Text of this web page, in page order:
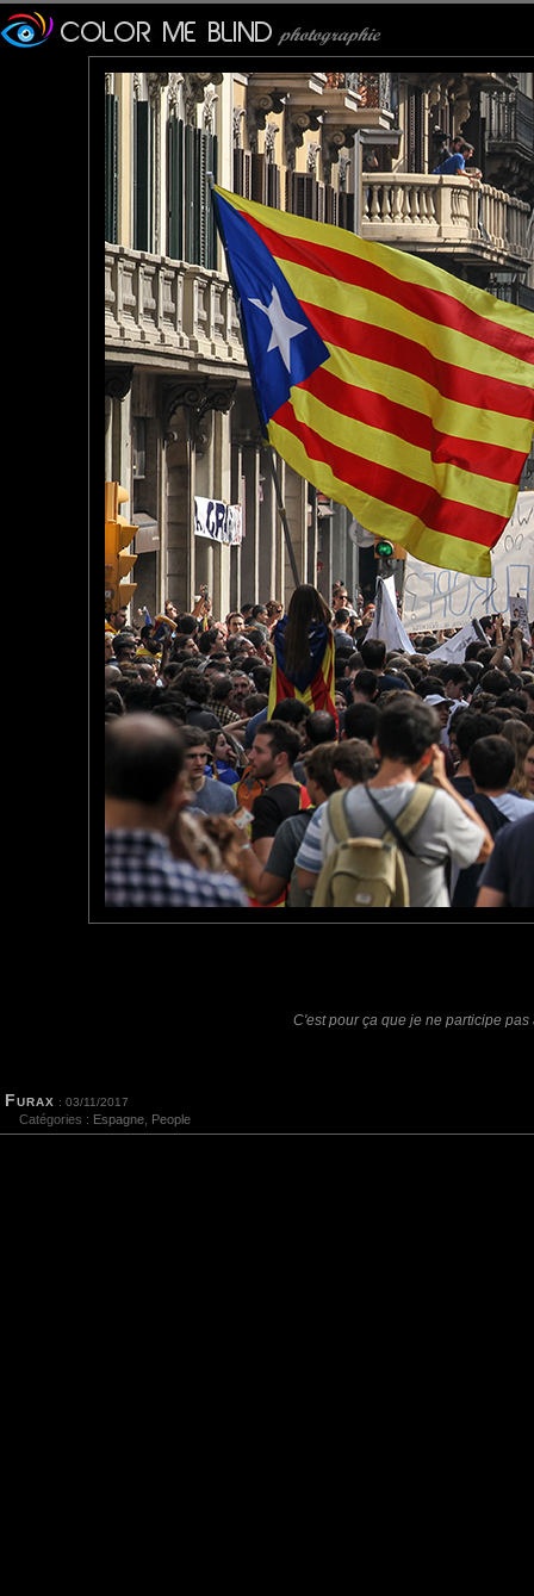
C'est pour ça que je ne participe
Furax : 03/11/2017
Catégories : Espagne People
Furax: 03/11/2017
Photo prise à Barcelone, deux jours après le fameux
Laisser un commentaire
Nom
Site